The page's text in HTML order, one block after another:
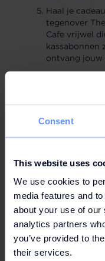
Consent
This website uses
We use cookies to
media features and
about your use of
analytics partners
you’ve provided to
their services.
Haal je
tegenover
Cafe vrijwel
kassabonnen
ontvang jouw
Polo Ralph Lauren,
Zondag 19
Zondag 26
Zondag 2
Zondag 16
Zondag 23